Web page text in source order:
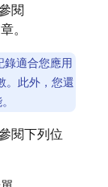
閱
。
錄適合您應用
。此外，您還
閱下列位